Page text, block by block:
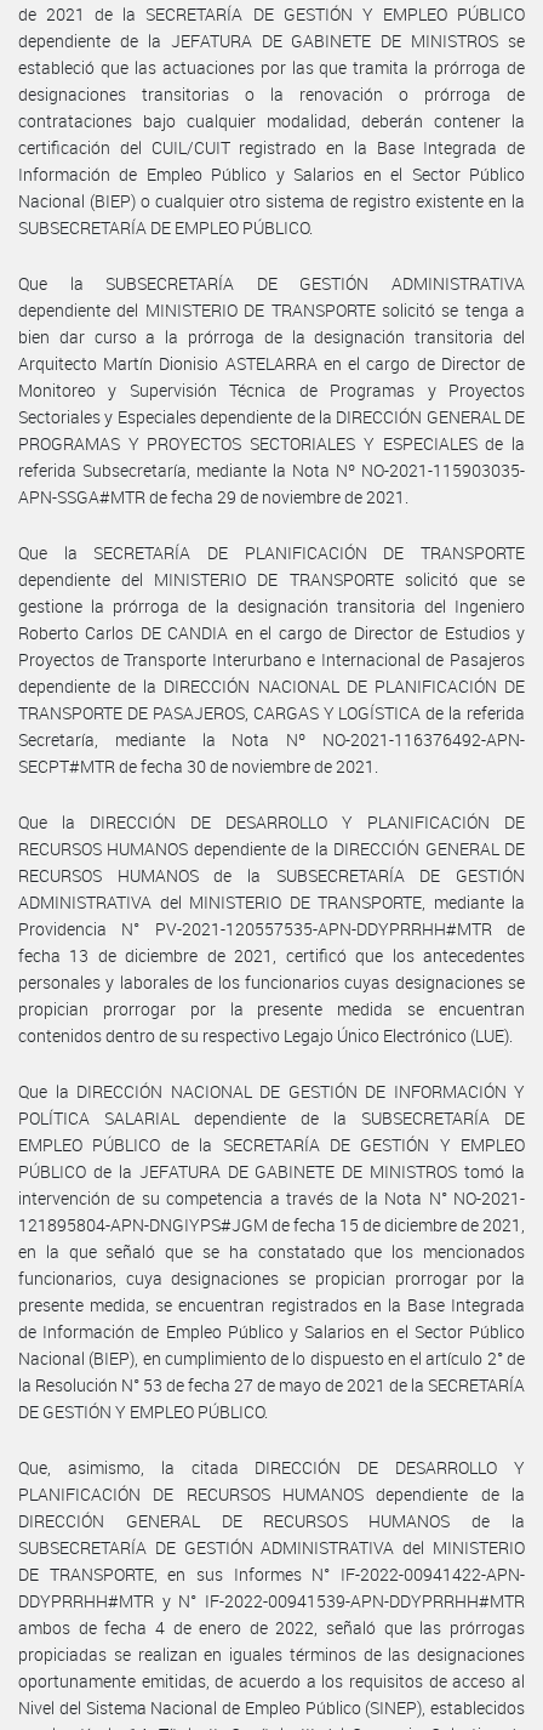
de 2021 de la SECRETARÍA DE GESTIÓN Y EMPLEO PÚBLICO
dependiente de la JEFATURA DE GABINETE DE MINISTROS se
estableció que las actuaciones por las que tramita la prórroga de
designaciones transitorias o la renovación o prórroga de
contrataciones bajo cualquier modalidad, deberán contener la
certificación del CUIL/CUIT registrado en la Base Integrada de
Información de Empleo Público y Salarios en el Sector Público
Nacional (BIEP) o cualquier otro sistema de registro existente en la
SUBSECRETARÍA DE EMPLEO PÚBLICO.
Que la SUBSECRETARÍA DE GESTIÓN ADMINISTRATIVA
dependiente del MINISTERIO DE TRANSPORTE solicitó se tenga a
bien dar curso a la prórroga de la designación transitoria del
Arquitecto Martín Dionisio ASTELARRA en el cargo de Director de
Monitoreo y Supervisión Técnica de Programas y Proyectos
Sectoriales y Especiales dependiente de la DIRECCIÓN GENERAL DE
PROGRAMAS Y PROYECTOS SECTORIALES Y ESPECIALES de la
referida Subsecretaría, mediante la Nota Nº NO-2021-115903035-
APN-SSGA#MTR de fecha 29 de noviembre de 2021.
Que la SECRETARÍA DE PLANIFICACIÓN DE TRANSPORTE
dependiente del MINISTERIO DE TRANSPORTE solicitó que se
gestione la prórroga de la designación transitoria del Ingeniero
Roberto Carlos DE CANDIA en el cargo de Director de Estudios y
Proyectos de Transporte Interurbano e Internacional de Pasajeros
dependiente de la DIRECCIÓN NACIONAL DE PLANIFICACIÓN DE
TRANSPORTE DE PASAJEROS, CARGAS Y LOGÍSTICA de la referida
Secretaría, mediante la Nota Nº NO-2021-116376492-APN-
SECPT#MTR de fecha 30 de noviembre de 2021.
Que la DIRECCIÓN DE DESARROLLO Y PLANIFICACIÓN DE
RECURSOS HUMANOS dependiente de la DIRECCIÓN GENERAL DE
RECURSOS HUMANOS de la SUBSECRETARÍA DE GESTIÓN
ADMINISTRATIVA del MINISTERIO DE TRANSPORTE, mediante la
Providencia N° PV-2021-120557535-APN-DDYPRRHH#MTR de
fecha 13 de diciembre de 2021, certificó que los antecedentes
personales y laborales de los funcionarios cuyas designaciones se
propician prorrogar por la presente medida se encuentran
contenidos dentro de su respectivo Legajo Único Electrónico (LUE).
Que la DIRECCIÓN NACIONAL DE GESTIÓN DE INFORMACIÓN Y
POLÍTICA SALARIAL dependiente de la SUBSECRETARÍA DE
EMPLEO PÚBLICO de la SECRETARÍA DE GESTIÓN Y EMPLEO
PÚBLICO de la JEFATURA DE GABINETE DE MINISTROS tomó la
intervención de su competencia a través de la Nota N° NO-2021-
121895804-APN-DNGIYPS#JGM de fecha 15 de diciembre de 2021,
en la que señaló que se ha constatado que los mencionados
funcionarios, cuya designaciones se propician prorrogar por la
presente medida, se encuentran registrados en la Base Integrada
de Información de Empleo Público y Salarios en el Sector Público
Nacional (BIEP), en cumplimiento de lo dispuesto en el artículo 2° de
la Resolución N° 53 de fecha 27 de mayo de 2021 de la SECRETARÍA
DE GESTIÓN Y EMPLEO PÚBLICO.
Que, asimismo, la citada DIRECCIÓN DE DESARROLLO Y
PLANIFICACIÓN DE RECURSOS HUMANOS dependiente de la
DIRECCIÓN GENERAL DE RECURSOS HUMANOS de la
SUBSECRETARÍA DE GESTIÓN ADMINISTRATIVA del MINISTERIO
DE TRANSPORTE, en sus Informes N° IF-2022-00941422-APN-
DDYPRRHH#MTR y N° IF-2022-00941539-APN-DDYPRRHH#MTR
ambos de fecha 4 de enero de 2022, señaló que las prórrogas
propiciadas se realizan en iguales términos de las designaciones
oportunamente emitidas, de acuerdo a los requisitos de acceso al
Nivel del Sistema Nacional de Empleo Público (SINEP), establecidos